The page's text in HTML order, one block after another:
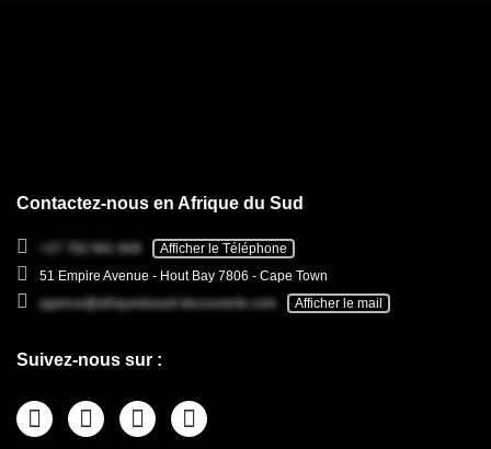
Contactez-nous en Afrique du Sud
+27 782 681 846
Afficher le Téléphone
51 Empire Avenue - Hout Bay 7806 - Cape Town
agence@afriquedusud-decouverte.com
Afficher le mail
Suivez-nous sur :